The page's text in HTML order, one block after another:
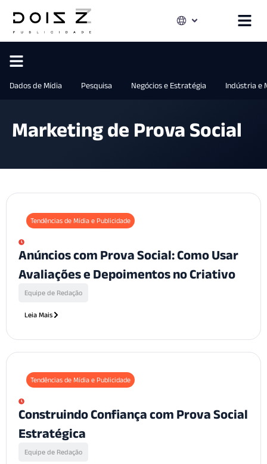
Dados de Mídia Pesquisa Negócios e Estratégia Indústria e
Marketing de Prova Social
Tendências de Mídia e Publicidade
Anúncios com Prova Social: Como Usar
Avaliações e Depoimentos no Criativo
Equipe de Redação
Leia Mais
Tendências de Mídia e Publicidade
Construindo Confiança com Prova Social
Estratégica
Equipe de Redação